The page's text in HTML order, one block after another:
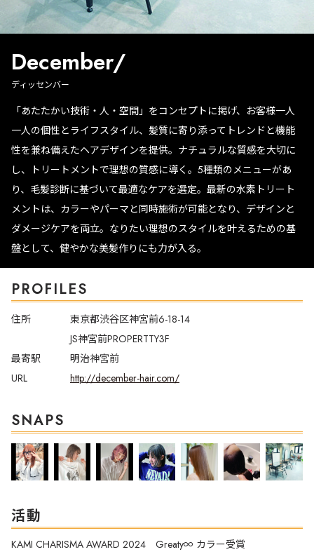
December/
ディッセンバー
「あたたかい技術・人・空間」をコンセプトに掲げ、お客様一人
一人の個性とライフスタイル、髪質に寄り添ってトレンドと機能
性を兼ね備えたヘアデザインを提供。ナチュラルな質感を大切に
し、トリートメントで理想の質感に導く。5種類のメニューがあ
り、毛髪診断に基づいて最適なケアを選定。最新の水素トリート
メントは、カラーやパーマと同時施術が可能となり、デザインと
ダメージケアを両立。なりたい理想のスタイルを叶えるための基
盤として、健やかな美髪作りにも力が入る。
PROFILES
住所
東京都渋谷区神宮前6-18-14
JS神宮前PROPERTTY3F
最寄駅
明治神宮前
URL
http://december-hair.com/
SNAPS
活動
KAMI CHARISMA AWARD 2024 Greaty∞ カラー受賞